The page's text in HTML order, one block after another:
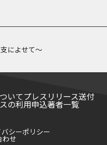
によせて～
いてプレスリリース送付
の利用申込著者一覧
シーポリシー
わせ